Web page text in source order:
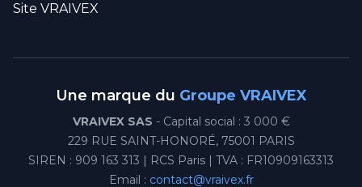
Site VRAIVEX
Une marque du Groupe VRAIVEX
VRAIVEX SAS - Capital social : 3 000 €
229 RUE SAINT-HONORÉ, 75001 PARIS
SIREN : 909 163 313 | RCS Paris | TVA : FR10909163313
Email : contact@vraivex.fr